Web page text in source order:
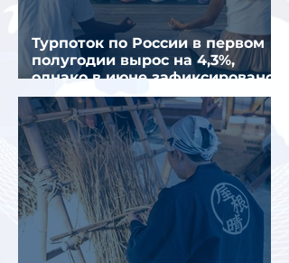
Турпоток по России в первом
полугодии вырос на 4,3%,
однако в июне зафиксировано
снижение